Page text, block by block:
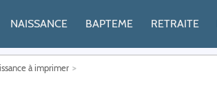
NAISSANCE BAPTEME RETRAITE
à imprimer